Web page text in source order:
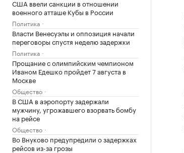
США ввели санкции в отношении
военного атташе Кубы в России
Политика
Власти Венесуэлы и оппозиция начали
переговоры спустя неделю задержки
Политика
Прощание с олимпийским чемпионом
Иваном Едешко пройдет 7 августа в
Москве
Общество
В США в аэропорту задержали
мужчину, угрожавшего взорвать бомбу
на рейсе
Общество
Во Внуково предупредили о задержках
рейсов из-за грозы